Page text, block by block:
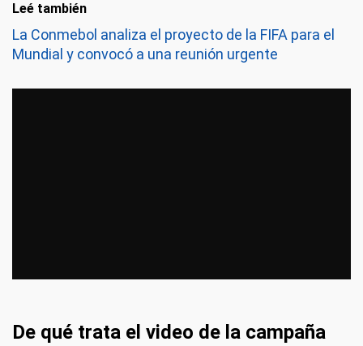
Leé también
La Conmebol analiza el proyecto de la FIFA para el
Mundial y convocó a una reunión urgente
De qué trata el video de la campaña